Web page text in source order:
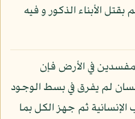
الأبناء الذكور و فيه
في الأرض فإن
لم يفرق في بسط الوجود
ثم جهز الكل بما